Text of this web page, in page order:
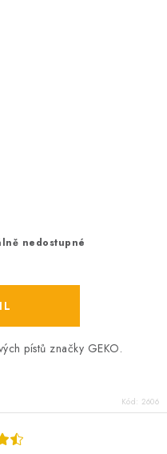
nedostupné
pístů značky GEKO.
Kód: 2606